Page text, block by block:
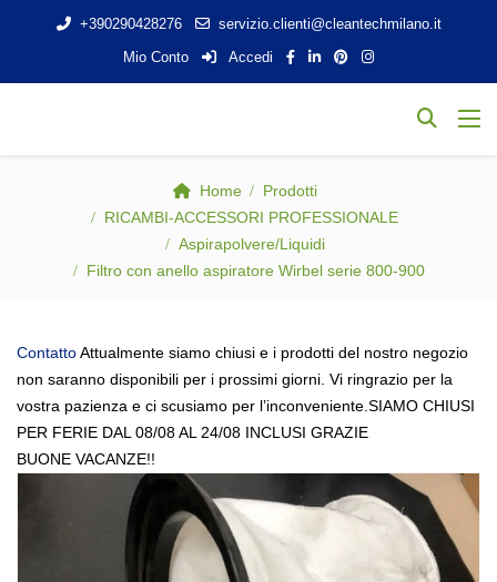
+390290428276
servizio.clienti@cleantechmilano.it
Mio Conto
Accedi
Home
Prodotti
RICAMBI-ACCESSORI PROFESSIONALE
Aspirapolvere/Liquidi
Filtro con anello aspiratore Wirbel serie 800-900
ContattoAttualmente siamo chiusi e i prodotti del nostro negozio
non saranno disponibili per i prossimi giorni. Vi ringrazio per la
vostra pazienza e ci scusiamo per l’inconveniente.SIAMO CHIUSI
PER FERIE DAL 08/08 AL 24/08 INCLUSI GRAZIE
BUONE VACANZE!!